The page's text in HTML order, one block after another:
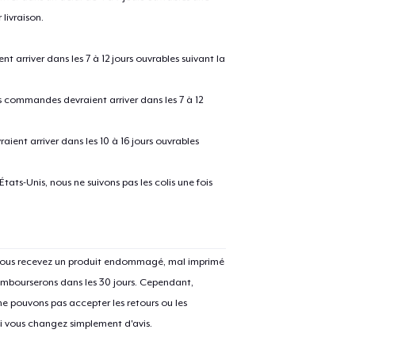
arriver dans les 7 à 12 jours ouvrables suivant la
commandes devraient arriver dans les 7 à 12
arriver dans les 10 à 16 jours ouvrables
Unis, nous ne suivons pas les colis une fois
recevez un produit endommagé, mal imprimé
dans les 30 jours. Cependant,
pouvons pas accepter les retours ou les
changez simplement d'avis.